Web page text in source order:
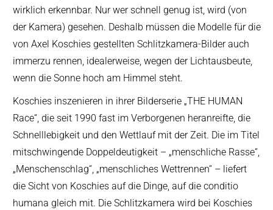
wirklich erkennbar. Nur wer schnell genug ist, wird (von
der Kamera) gesehen. Deshalb müssen die Modelle für die
von Axel Koschies gestellten Schlitzkamera-Bilder auch
immerzu rennen, idealerweise, wegen der Lichtausbeute,
wenn die Sonne hoch am Himmel steht.
Koschies inszenieren in ihrer Bilderserie „THE HUMAN
Race“, die seit 1990 fast im Verborgenen heranreifte, die
Schnelllebigkeit und den Wettlauf mit der Zeit. Die im Titel
mitschwingende Doppeldeutigkeit – „menschliche Rasse“,
„Menschenschlag“, „menschliches Wettrennen“ – liefert
die Sicht von Koschies auf die Dinge, auf die conditio
humana gleich mit. Die Schlitzkamera wird bei Koschies